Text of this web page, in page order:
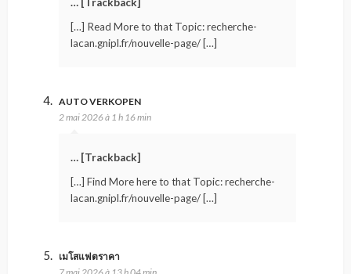
… [Trackback]
[…] Read More to that Topic: recherche-
lacan.gnipl.fr/nouvelle-page/ […]
AUTO VERKOPEN
2 mai 2026 à 1 h 16 min
… [Trackback]
[…] Find More here to that Topic: recherche-
lacan.gnipl.fr/nouvelle-page/ […]
เมโสแฟตราคา